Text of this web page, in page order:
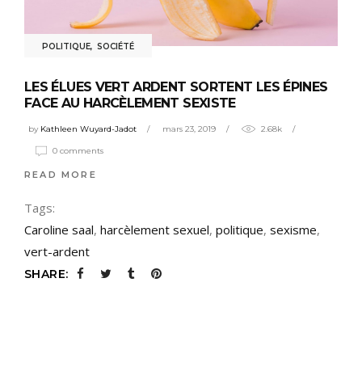
POLITIQUE, SOCIÉTÉ
LES ÉLUES VERT ARDENT SORTENT LES ÉPINES
FACE AU HARCÈLEMENT SEXISTE
by Kathleen Wuyard-Jadot mars 23, 2019 2.68k
0 comments
READ MORE
Tags:
Caroline saal, harcèlement sexuel, politique, sexisme,
vert-ardent
SHARE: